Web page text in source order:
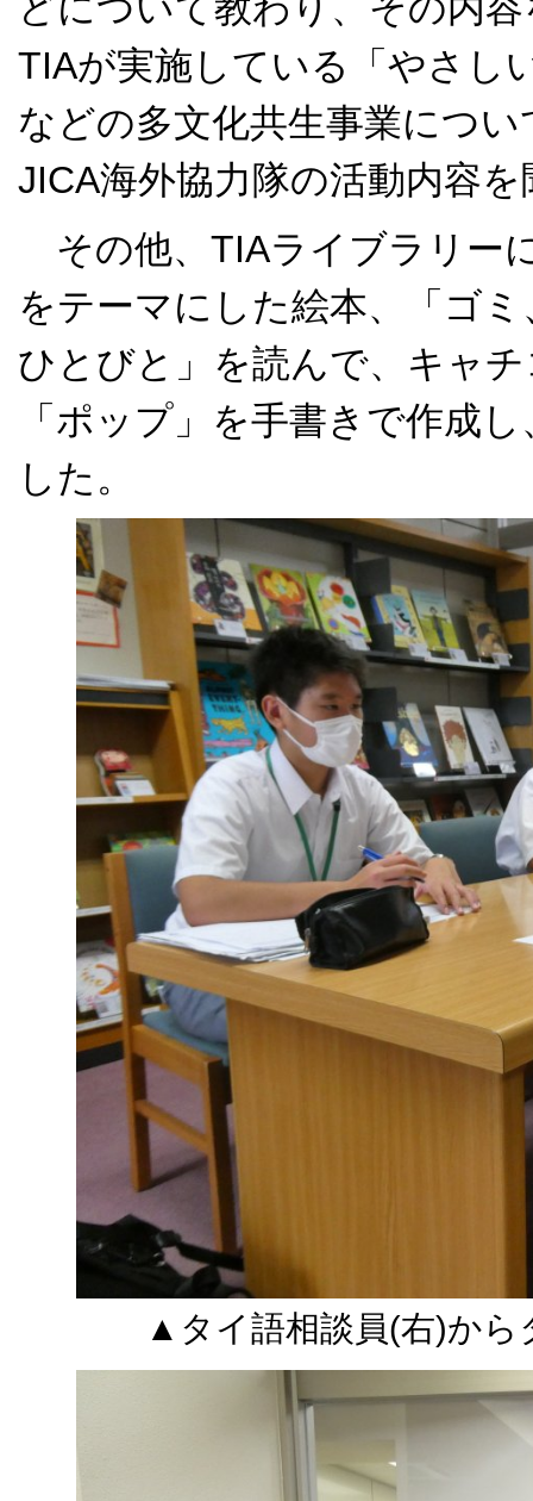
TIAが実施している「やさし
などの多文化共生事業につ
JICA海外協力隊の活動内容
その他、TIAライブラリー
をテーマにした絵本、「ゴ
ひとびと」を読んで、キャ
「ポップ」を手書きで作成
した。
▲タイ語相談員(右)から